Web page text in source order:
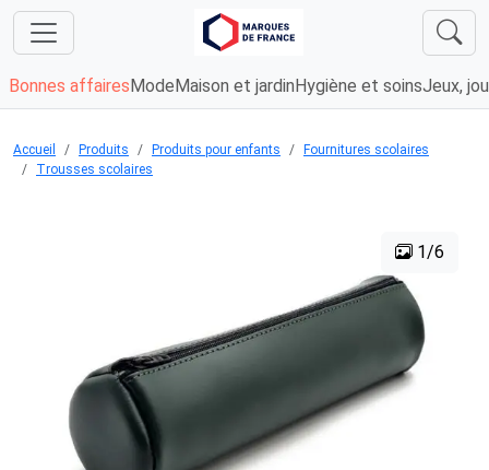
Bonnes affaires Mode Maison et jardin Hygiène et soinsJeux,
Accueil Produits Produits pour enfants
Fournitures scolaires
Trousses scolaires
1/6